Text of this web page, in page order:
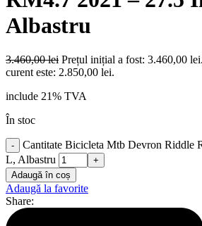
Albastru
3.460,00lei Prețul inițial a fost: 3.460,00 lei.
curent este: 2.850,00 lei.
include 21% TVA
În stoc
Cantitate Bicicleta Mtb Devron Riddle
L, Albastru
Adaugă în coș
Adaugă la favorite
Share: